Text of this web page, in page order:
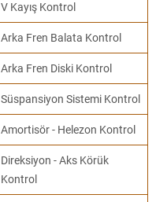
V Kayış Kontrol
Arka Fren Balata Kontrol
Arka Fren Diski Kontrol
Süspansiyon Sistemi Kontrol
Amortisör - Helezon Kontrol
Direksiyon - Aks Körük
Kontrol